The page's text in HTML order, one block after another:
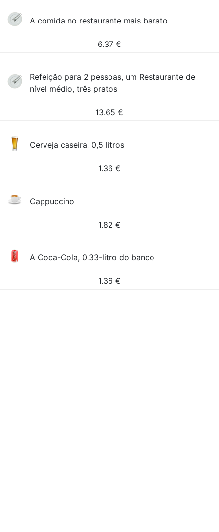
A comida no restaurante mais barato
6.37 €
Refeição para 2 pessoas, um Restaurante de
nível médio, três pratos
13.65 €
Cerveja caseira, 0,5 litros
1.36 €
Cappuccino
1.82 €
A Coca-Cola, 0,33-litro do banco
1.36 €